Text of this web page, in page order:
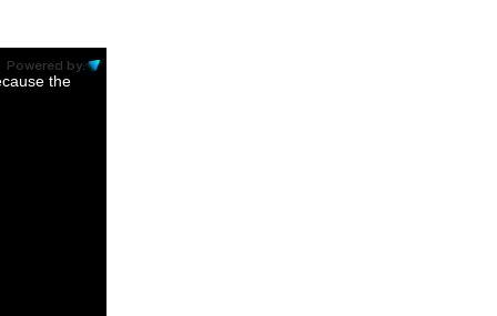
Powered by:
the